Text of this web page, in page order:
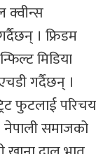
क्वीन्स
। फ्रिडम
मिडिया
गर्दैछन् ।
फुटलाई परिचय
समाजको